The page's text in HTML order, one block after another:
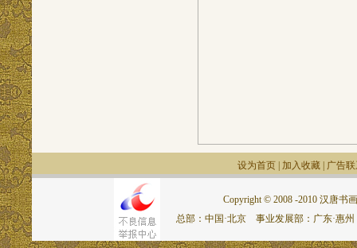
设为首页 加入收藏 广告
Copyright © 2008 -2010 汉唐书
总部：中国·北京 事业发展部：广东·惠